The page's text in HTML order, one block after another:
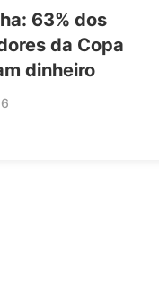
63% dos
da Copa
dinheiro